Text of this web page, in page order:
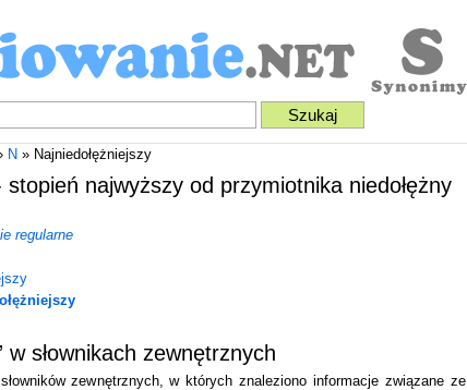
N » Najniedołężniejszy
stopień najwyższy od przymiotnika niedołężny
regularne
w słownikach zewnętrznych
zewnętrznych, w których znaleziono informacje związane ze